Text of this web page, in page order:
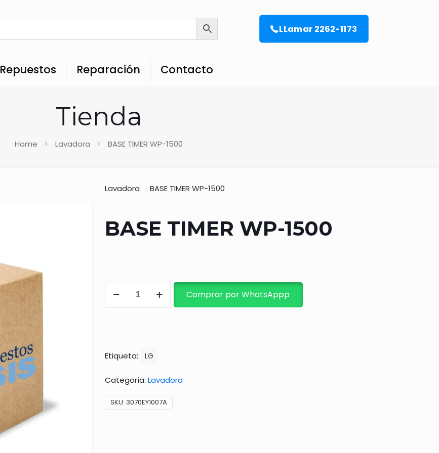
LLamar 2262-1173
Repuestos Reparación Contacto
Tienda
Home Lavadora BASE TIMER WP-1500
Lavadora | BASE TIMER WP-1500
BASE TIMER WP-1500
Comprar por WhatsAppp
Etiqueta: LG
Categoría: Lavadora
SKU: 3070EY1007A